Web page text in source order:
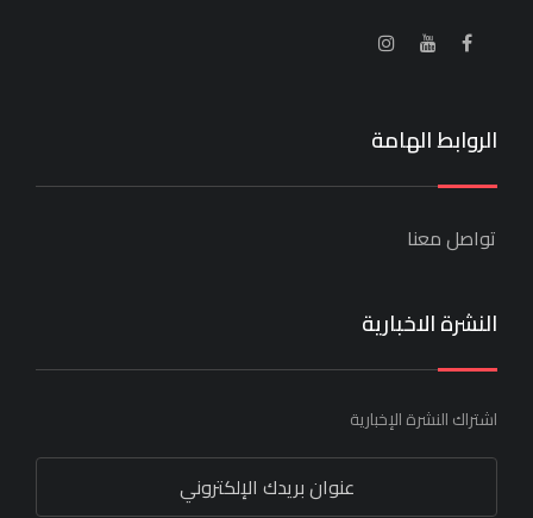
الروابط الهامة
تواصل معنا
النشرة الاخبارية
اشتراك النشرة الإخبارية